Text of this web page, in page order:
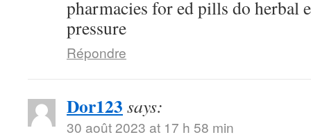
pharmacies for ed pills do herbal
pressure
Répondre
Dor123 says:
30 août 2023 at 17 h 58 min